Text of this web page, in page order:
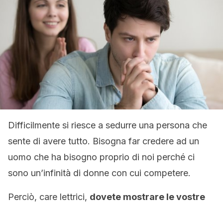
Difficilmente si riesce a sedurre una persona che
sente di avere tutto. Bisogna far credere ad un
uomo che ha bisogno proprio di noi perché ci
sono un’infinità di donne con cui competere.
Perciò, care lettrici, dovete mostrare le vostre